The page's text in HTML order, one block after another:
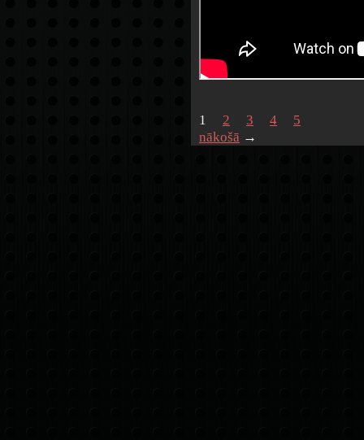
1 2 3 4
5
nākošā →